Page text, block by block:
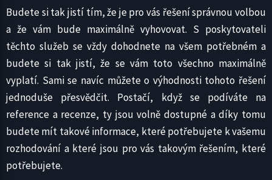
Budete si tak jistí tím, že je pro vás řešení správnou volbou
a že vám bude maximálně vyhovovat. S poskytovateli
těchto služeb se vždy dohodnete na všem potřebném a
budete si tak jistí, že se vám toto všechno maximálně
vyplatí. Sami se navíc můžete o výhodnosti tohoto řešení
jednoduše přesvědčit. Postačí, když se podíváte na
reference a recenze, ty jsou volně dostupné a díky tomu
budete mít takové informace, které potřebujete k vašemu
rozhodování a které jsou pro vás takovým řešením, které
potřebujete.